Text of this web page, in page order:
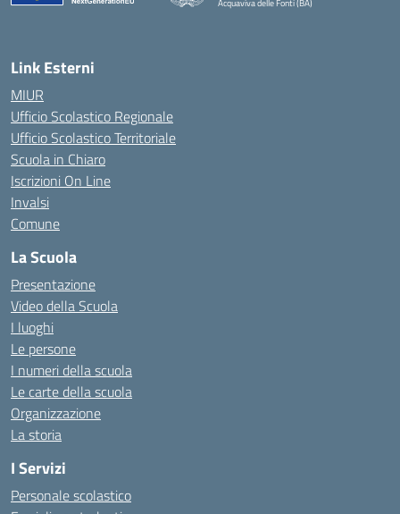
Acquaviva delle Fonti (BA)
Link Esterni
MIUR
Ufficio Scolastico Regionale
Ufficio Scolastico Territoriale
Scuola in Chiaro
Iscrizioni On Line
Invalsi
Comune
La Scuola
Presentazione
Video della Scuola
I luoghi
Le persone
I numeri della scuola
Le carte della scuola
Organizzazione
La storia
I Servizi
Personale scolastico